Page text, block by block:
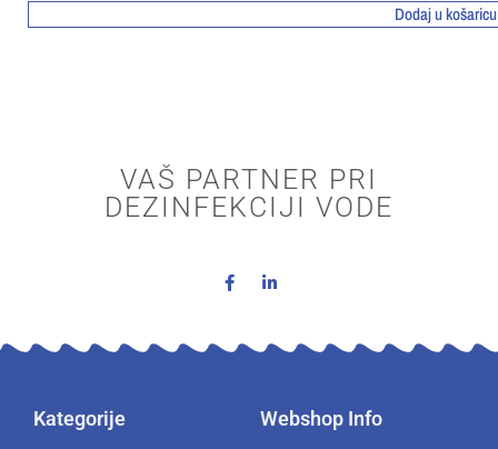
Dodaj u košaricu
VAŠ PARTNER PRI
DEZINFEKCIJI VODE
Kategorije Webshop Info